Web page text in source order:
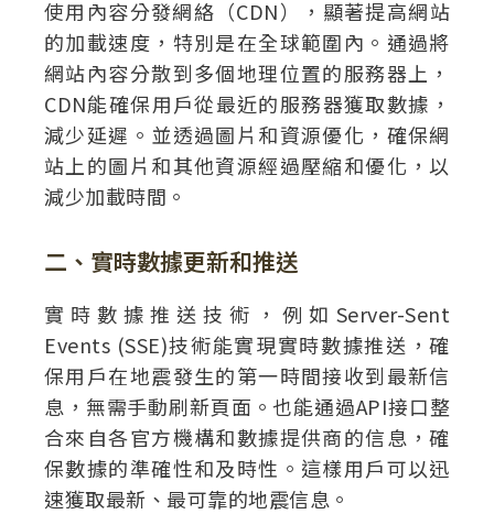
使用內容分發網絡（CDN），顯著提高網站
的加載速度，特別是在全球範圍內。通過將
網站內容分散到多個地理位置的服務器上，
CDN能確保用戶從最近的服務器獲取數據，
減少延遲。並透過圖片和資源優化，確保網
站上的圖片和其他資源經過壓縮和優化，以
減少加載時間。
二、實時數據更新和推送
實時數據推送技術，例如Server-Sent
Events (SSE)技術能實現實時數據推送，確
保用戶在地震發生的第一時間接收到最新信
息，無需手動刷新頁面。也能通過API接口整
合來自各官方機構和數據提供商的信息，確
保數據的準確性和及時性。這樣用戶可以迅
速獲取最新、最可靠的地震信息。